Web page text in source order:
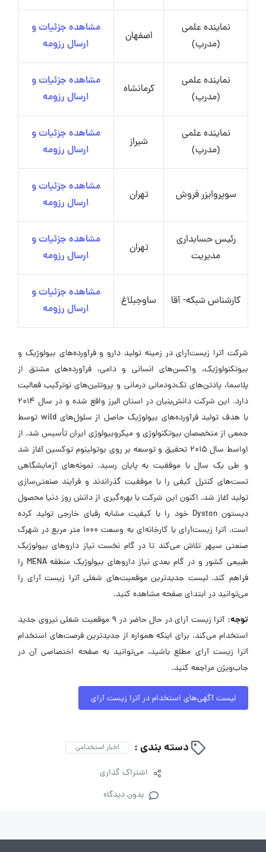
نماینده علمی
(مدرپ)
اصفهان
مشاهده جزئیات و
ارسال رزومه
نماینده علمی
(مدرپ)
کرمانشاه
مشاهده جزئیات و
ارسال رزومه
نماینده علمی
(مدرپ)
شیراز
مشاهده جزئیات و
ارسال رزومه
سوپروایزر فروش تهران
مشاهده جزئیات و
ارسال رزومه
رئیس حسابداری
مدیریت
تهران
مشاهده جزئیات و
ارسال رزومه
کارشناس شبکه- آقا ساوجبلاغ
مشاهده جزئیات و
ارسال رزومه
شرکت آترا زیست‌آرای در زمینه تولید دارو و فرآورده‌های بیولوژیک و
بیوتکنولوژیک، واکسن‌های انسانی و دامی، فرآورده‌های مشتق از
پلاسما، پادتن‌های تک‌دودمانی درمانی و پروتئین‌های نوترکیب فعالیت
دارد. این شرکت دانش‌بنیان در استان البرز واقع شده و در سال 2014
با هدف تولید فرآورده‌های بیولوژیک حاصل از سلول‌های wild توسط
جمعی از متخصصان بیوتکنولوژی و میکروبیولوژی ایران تأسیس شد. از
اواسط سال 2015 تحقیق و توسعه بر روی بوتولینوم توکسین آغاز شد
و طی یک سال با موفقیت به پایان رسید. نمونه‌های آزمایشگاهی
تست‌های کنترل کیفی را با موفقیت گذراندند و فرآیند صنعتی‌سازی
تولید آغاز شد. اکنون این شرکت با بهره‌گیری از دانش روز دنیا محصول
دیستون Dyston خود را با کیفیت مشابه رقبای خارجی تولید کرده
است. آترا زیست‌آرای با کارخانه‌ای به وسعت 1000 متر مربع در شهرک
صنعتی سپهر تلاش می‌کند تا در گام نخست نیاز داروهای بیولوژیک
طبیعی کشور و در گام بعدی نیاز داروهای بیولوژیک منطقه MENA را
فراهم کند. لیست جدیدترین موقعیت‌های شغلی آترا زیست آرای را
می‌توانید در ابتدای صفحه مشاهده کنید.
توجه:
آترا زیست آرای در حال حاضر در ۹ موقعیت شغلی نیروی جدید
استخدام می‌کند. برای اینکه همواره از جدیدترین فرصت‌های استخدام
آترا زیست آرای مطلع باشید، می‌توانید به صفحه اختصاصی آن در
جاب‌ویژن مراجعه کنید.
لیست آگهی‌های استخدام در آترا زیست آرای
دسته بندی : اخبار استخدامی
اشتراک گذاری
بدون دیدگاه